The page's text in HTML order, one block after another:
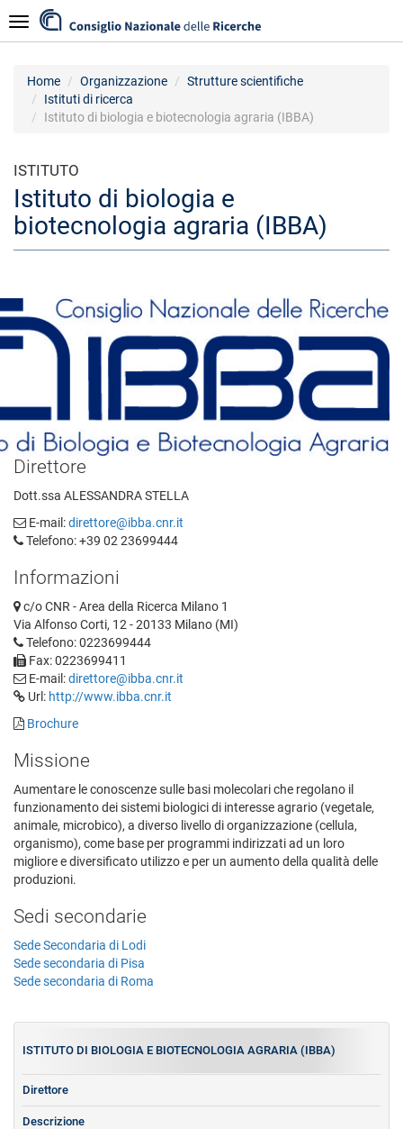
al
contenuto
Navigazione
Home Organizzazione
Strutture scientifiche
Istituti di ricerca
Istituto di biologia e biotecnologia agraria (IBBA)
ISTITUTO
Istituto di biologia e
biotecnologia agraria (IBBA)
Direttore
Dott.ssa ALESSANDRA STELLA
E-mail:direttore@ibba.cnr.it
Telefono: +39 02 23699444
Informazioni
c/o CNR - Area della Ricerca Milano 1
Via Alfonso Corti, 12 - 20133 Milano (MI)
Telefono: 0223699444
Fax: 0223699411
E-mail:direttore@ibba.cnr.it
Url: http://www.ibba.cnr.it
Brochure
Missione
Aumentare le conoscenze sulle basi molecolari che regolano il
funzionamento dei sistemi biologici di interesse agrario (vegetale,
animale, microbico), a diverso livello di organizzazione (cellula,
organismo), come base per programmi indirizzati ad un loro
migliore e diversificato utilizzo e per un aumento della qualità delle
produzioni.
Sedi secondarie
Sede Secondaria di Lodi
Sede secondaria di Pisa
Sede secondaria di Roma
ISTITUTO DI BIOLOGIA E BIOTECNOLOGIA AGRARIA (IBBA)
Direttore
Descrizione